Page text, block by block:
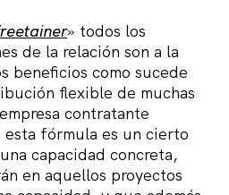
» todos los
de la relación son a la
beneficios como sucede
flexible de muchas
contratante
fórmula es un cierto
capacidad concreta,
en aquellos proyectos